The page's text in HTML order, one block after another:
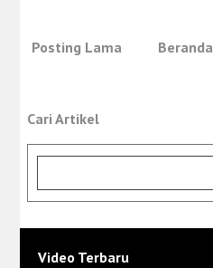
Posting Lama Beranda
Cari Artikel
Video Terbaru